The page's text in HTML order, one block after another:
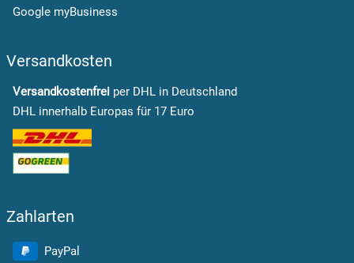
Google myBusiness
Versandkosten
Versandkostenfrei per DHL in Deutschland
DHL innerhalb Europas für 17 Euro
Zahlarten
PayPal